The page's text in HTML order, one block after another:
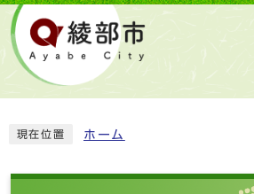
現在位置 ホーム